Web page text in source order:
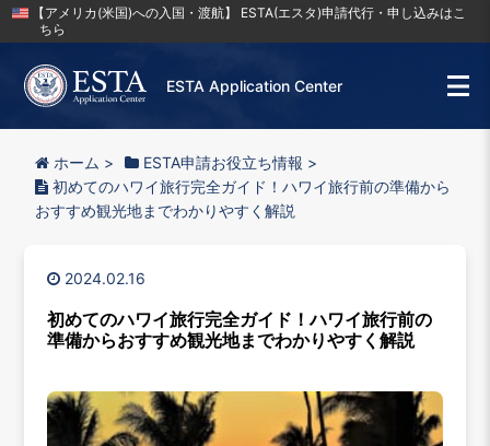
【アメリカ(米国)への入国・渡航】 ESTA(エスタ)申請代行・申し込みはこ
ちら
ESTA Application Center
ホーム > ESTA申請お役立ち情報 >
初めてのハワイ旅行完全ガイド！ハワイ旅行前の準備から
おすすめ観光地までわかりやすく解説
2024.02.16
初めてのハワイ旅行完全ガイド！ハワイ旅行前の
準備からおすすめ観光地までわかりやすく解説